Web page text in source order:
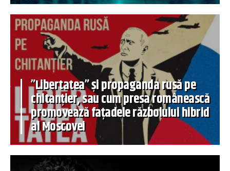
”Libertatea” și propaganda rusă pe
chitanțier, sau cum presa românească
promovează fațadele războiului hibrid
al Moscovei